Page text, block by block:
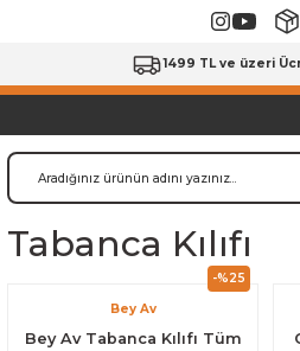
1499 TL ve üzeri
Tabanca Kılıfı
-%25
Bey Av
Bey Av Tabanca Kılıfı Tüm